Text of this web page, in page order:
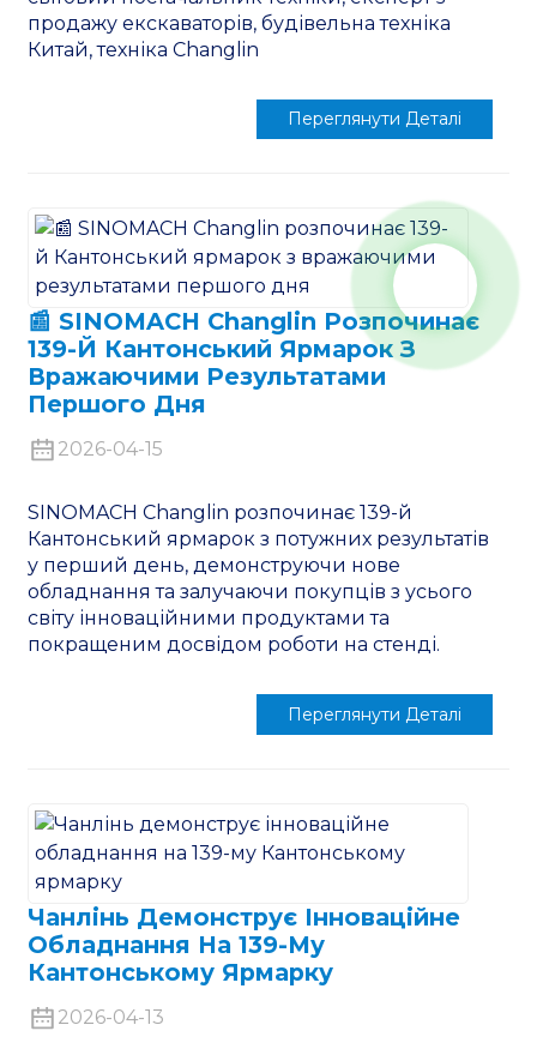
продажу екскаваторів, будівельна техніка
Китай, техніка Changlin
Переглянути Деталі
📰 SINOMACH Changlin Розпочинає
139-Й Кантонський Ярмарок З
Вражаючими Результатами
Першого Дня
2026-04-15
SINOMACH Changlin розпочинає 139-й
Кантонський ярмарок з потужних результатів
у перший день, демонструючи нове
обладнання та залучаючи покупців з усього
світу інноваційними продуктами та
покращеним досвідом роботи на стенді.
Переглянути Деталі
Чанлінь Демонструє Інноваційне
Обладнання На 139-Му
Кантонському Ярмарку
2026-04-13